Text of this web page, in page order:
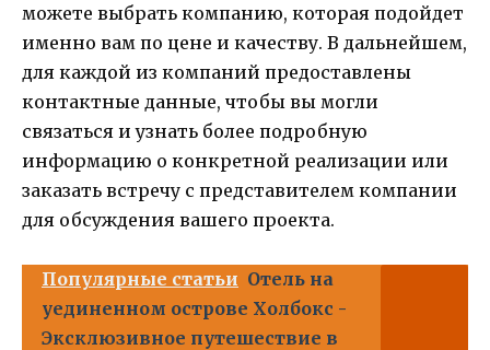
можете выбрать компанию, которая подойдет
именно вам по цене и качеству. В дальнейшем,
для каждой из компаний предоставлены
контактные данные, чтобы вы могли
связаться и узнать более подробную
информацию о конкретной реализации или
заказать встречу с представителем компании
для обсуждения вашего проекта.
Популярные статьи Отель на
уединенном острове Холбокс -
Эксклюзивное путешествие в